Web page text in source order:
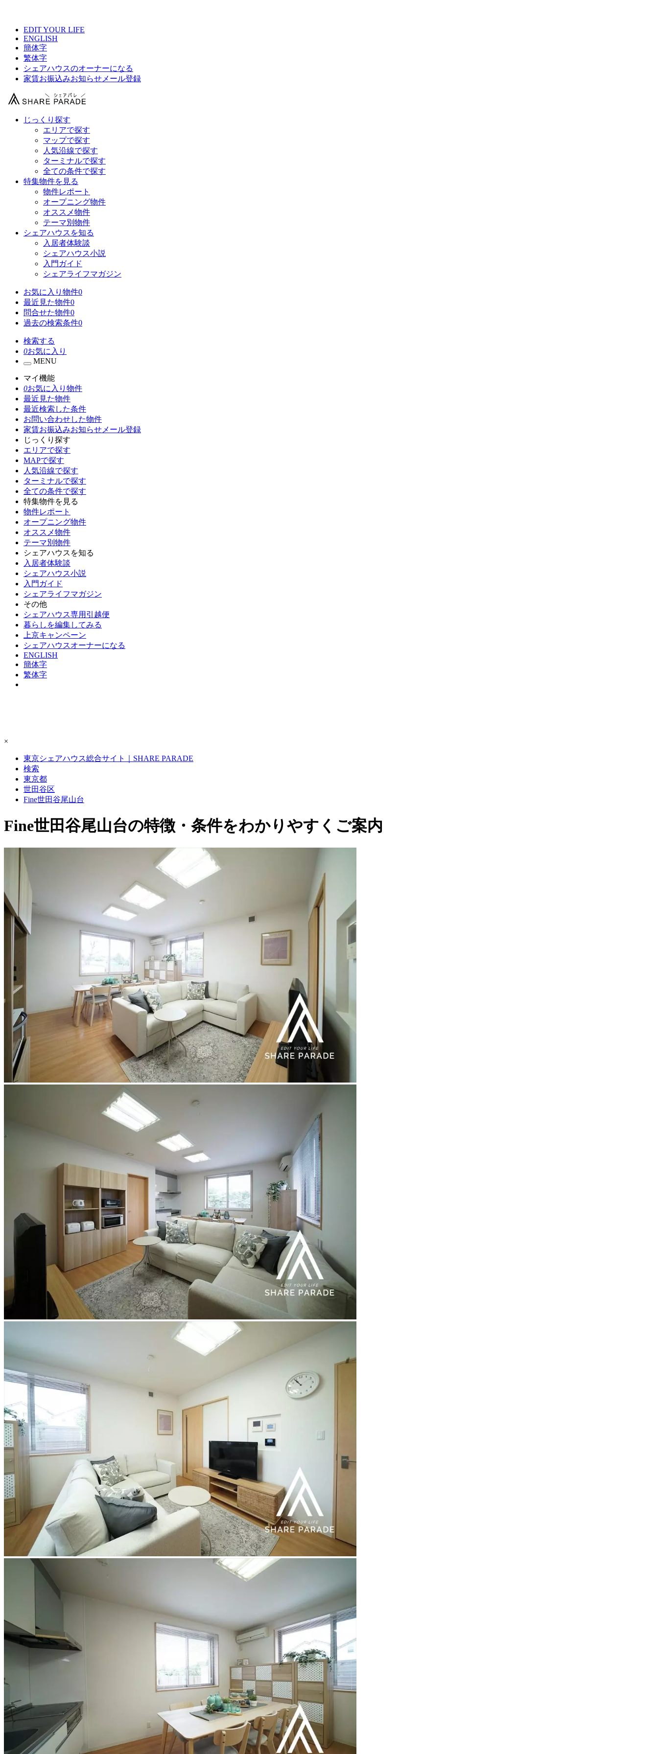
EDIT YOUR LIFE
ENGLISH
簡体字
繁体字
シェアハウスのオーナーになる
家賃お振込みお知らせメール登録
じっくり探す
エリアで探す
マップで探す
人気沿線で探す
ターミナルで探す
全ての条件で探す
特集物件を見る
物件レポート
オープニング物件
オススメ物件
テーマ別物件
シェアハウスを知る
入居者体験談
シェアハウス小説
入門ガイド
シェアライフマガジン
お気に入り物件0
最近見た物件0
問合せた物件0
過去の検索条件0
検索する
0お気に入り
MENU
マイ機能
0お気に入り物件
最近見た物件
最近検索した条件
お問い合わせした物件
家賃お振込みお知らせメール登録
じっくり探す
エリアで探す
MAPで探す
人気沿線で探す
ターミナルで探す
全ての条件で探す
特集物件を見る
物件レポート
オープニング物件
オススメ物件
テーマ別物件
シェアハウスを知る
入居者体験談
シェアハウス小説
入門ガイド
シェアライフマガジン
その他
シェアハウス専用引越便
暮らしを編集してみる
上京キャンペーン
シェアハウスオーナーになる
ENGLISH
簡体字
繁体字
×
東京シェアハウス総合サイト｜SHARE PARADE
検索
東京都
世田谷区
Fine世田谷尾山台
Fine世田谷尾山台の特徴・条件をわかりやすくご案内